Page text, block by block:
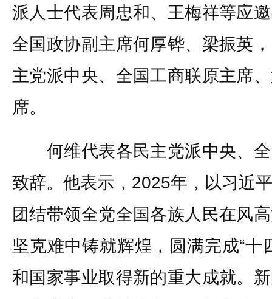
派人士代表周忠和、王梅祥等应
全国政协副主席何厚铧、梁振英
主党派中央、全国工商联原主席
席。
何维代表各民主党派中央、全
致辞。他表示，2025年，以习近
团结带领全党全国各族人民在风
坚克难中铸就辉煌，圆满完成“十
和国家事业取得新的重大成就。